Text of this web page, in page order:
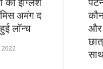
अमंग द
लॉन्च
2022
और